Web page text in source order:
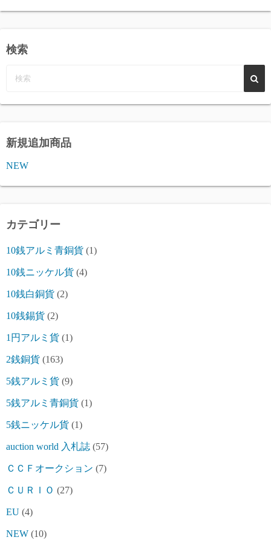
検索
新規追加商品
NEW
カテゴリー
10銭アルミ青銅貨 (1)
10銭ニッケル貨 (4)
10銭白銅貨 (2)
10銭錫貨 (2)
1円アルミ貨 (1)
2銭銅貨 (163)
5銭アルミ貨 (9)
5銭アルミ青銅貨 (1)
5銭ニッケル貨 (1)
auction world 入札誌 (57)
ＣＣＦオークション (7)
ＣＵＲＩＯ (27)
EU (4)
NEW (10)